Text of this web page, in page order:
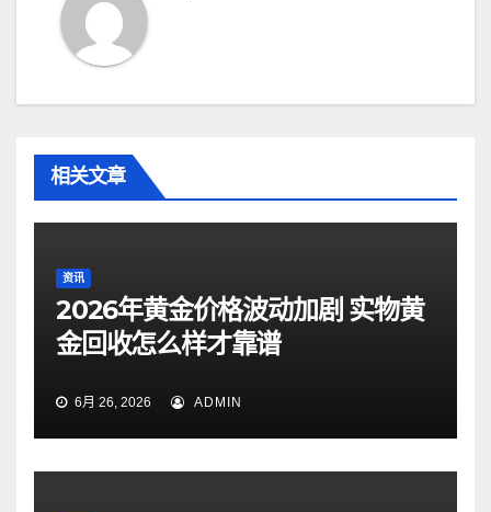
相关文章
资讯
2026年黄金价格波动加剧 实物黄
金回收怎么样才靠谱
6月 26, 2026 ADMIN